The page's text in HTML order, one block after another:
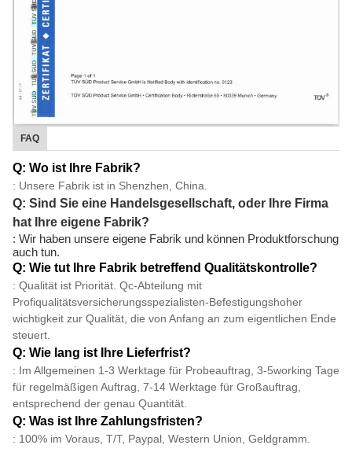
FAQ
Q: Wo ist Ihre Fabrik?
: Unsere Fabrik ist in Shenzhen, China.
Q: Sind Sie eine Handelsgesellschaft, oder Ihre Firma
hat Ihre eigene Fabrik?
: Wir haben unsere eigene Fabrik und können Produktforschung
auch tun.
Q: Wie tut Ihre Fabrik betreffend Qualitätskontrolle?
: Qualität ist Priorität. Qc-Abteilung mit
Profiqualitätsversicherungsspezialisten-Befestigungshoher
wichtigkeit zur Qualität, die von Anfang an zum eigentlichen Ende
steuert.
Q: Wie lang ist Ihre Lieferfrist?
: Im Allgemeinen 1-3 Werktage für Probeauftrag, 3-5working Tage
für regelmäßigen Auftrag, 7-14 Werktage für Großauftrag,
entsprechend der genau Quantität.
Q: Was ist Ihre Zahlungsfristen?
: 100% im Voraus, T/T, Paypal, Western Union, Geldgramm.